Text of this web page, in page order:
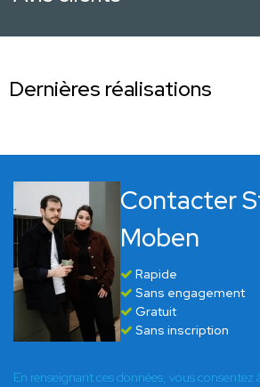
Dernières réalisations
Contacter
Moben
Rapide
Sans engagement
Gratuit
Sans inscription
En renseignant ces données, vous